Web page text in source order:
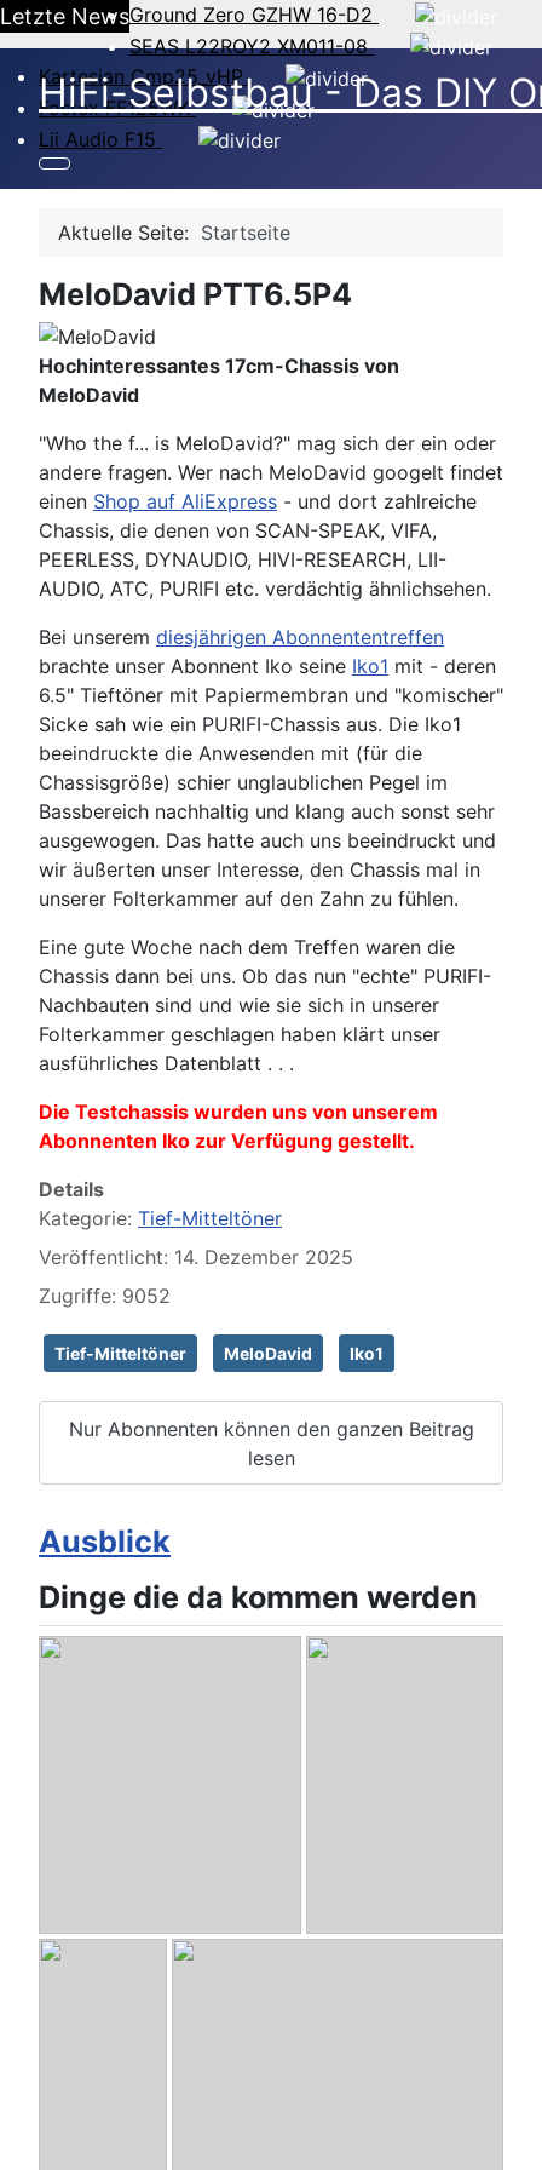
Letzte NewsGround Zero GZHW 16-D2
SEAS L22ROY2 XM011-08
Kartesian Cmp25_vHP
Fostex FF125WK
Lii Audio F15
HiFi-Selbstbau - Das DIY
Aktuelle Seite: Startseite
MeloDavid PTT6.5P4
Hochinteressantes 17cm-Chassis von
MeloDavid
"Who the f... is MeloDavid?" mag sich der ein oder
andere fragen. Wer nach MeloDavid googelt findet
einen Shop auf AliExpress - und dort zahlreiche
Chassis, die denen von SCAN-SPEAK, VIFA,
PEERLESS, DYNAUDIO, HIVI-RESEARCH, LII-
AUDIO, ATC, PURIFI etc. verdächtig ähnlichsehen.
Bei unserem diesjährigen Abonnententreffen
brachte unser Abonnent Iko seine Iko1 mit - deren
6.5" Tieftöner mit Papiermembran und "komischer"
Sicke sah wie ein PURIFI-Chassis aus. Die Iko1
beeindruckte die Anwesenden mit (für die
Chassisgröße) schier unglaublichen Pegel im
Bassbereich nachhaltig und klang auch sonst sehr
ausgewogen. Das hatte auch uns beeindruckt und
wir äußerten unser Interesse, den Chassis mal in
unserer Folterkammer auf den Zahn zu fühlen.
Eine gute Woche nach dem Treffen waren die
Chassis dann bei uns. Ob das nun "echte" PURIFI-
Nachbauten sind und wie sie sich in unserer
Folterkammer geschlagen haben klärt unser
ausführliches Datenblatt . . .
Die Testchassis wurden uns von unserem
Abonnenten Iko zur Verfügung gestellt.
Details
Kategorie: Tief-Mitteltöner
Veröffentlicht: 14. Dezember 2025
Zugriffe: 9052
Tief-Mitteltöner MeloDavid Iko1
Nur Abonnenten können den ganzen Beitrag
lesen
Ausblick
Dinge die da kommen werden